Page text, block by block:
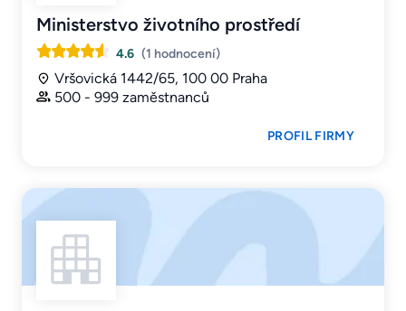
Ministerstvo životního prostředí
4.6 (1 hodnocení)
Vršovická 1442/65, 100 00 Praha
500 - 999 zaměstnanců
PROFIL FIRMY